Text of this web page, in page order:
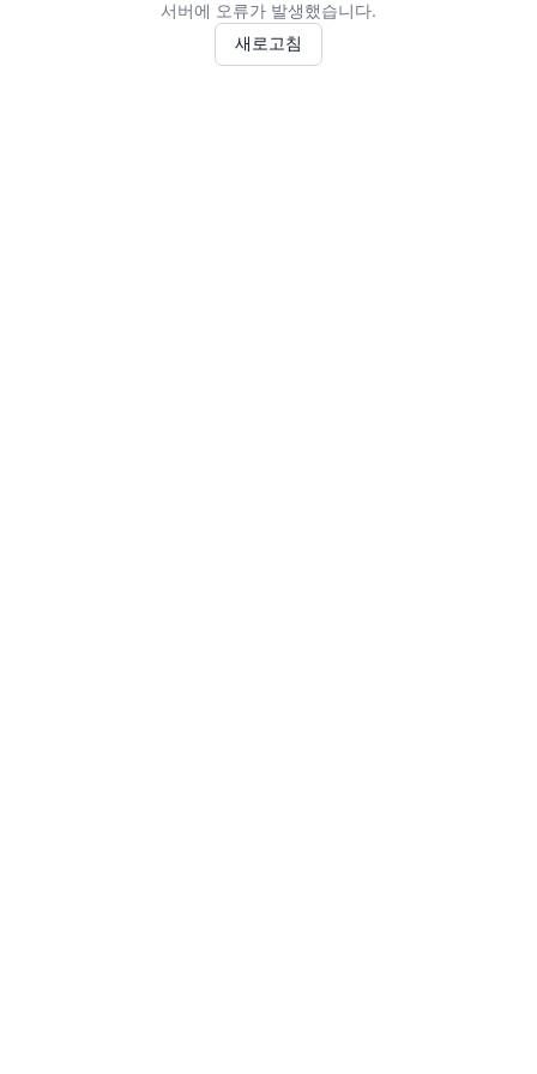
서버에 오류가 발생했습니다.
새로고침